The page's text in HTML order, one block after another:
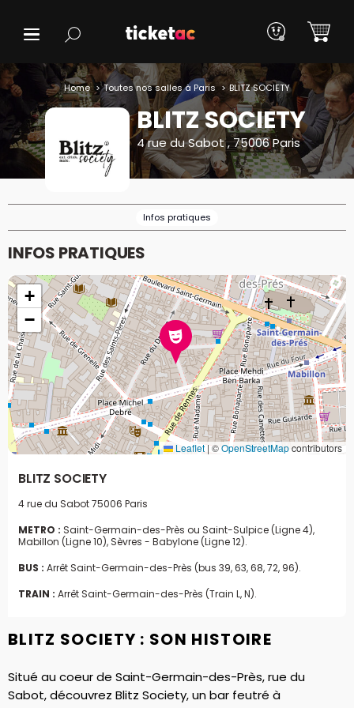
Home Toutes nos salles à Paris BLITZ SOCIETY
BLITZ SOCIETY
4 rue du Sabot , 75006 Paris
Infos pratiques
INFOS PRATIQUES
+
−
Leaflet | ©OpenStreetMapcontributors
BLITZ SOCIETY
4 rue du Sabot75006 Paris
METRO : Saint-Germain-des-Près ou Saint-Sulpice (Ligne 4),
Mabillon (Ligne 10), Sèvres - Babylone (Ligne 12).
BUS : Arrêt Saint-Germain-des-Près (bus 39, 63, 68, 72, 96).
TRAIN : Arrêt Saint-Germain-des-Près (Train L, N).
BLITZ SOCIETY : SON HISTOIRE
Situé au coeur de Saint-Germain-des-Près, rue du
Sabot, découvrez Blitz Society, un bar feutré à